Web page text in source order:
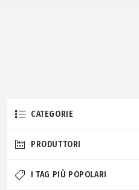
CATEGORIE
PRODUTTORI
I TAG PIÙ POPOLARI